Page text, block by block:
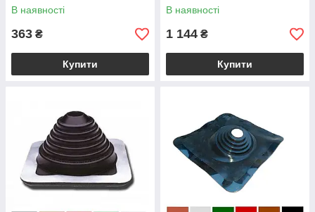
В наявності
363 ₴
Купити
В наявності
1 144 ₴
Купити